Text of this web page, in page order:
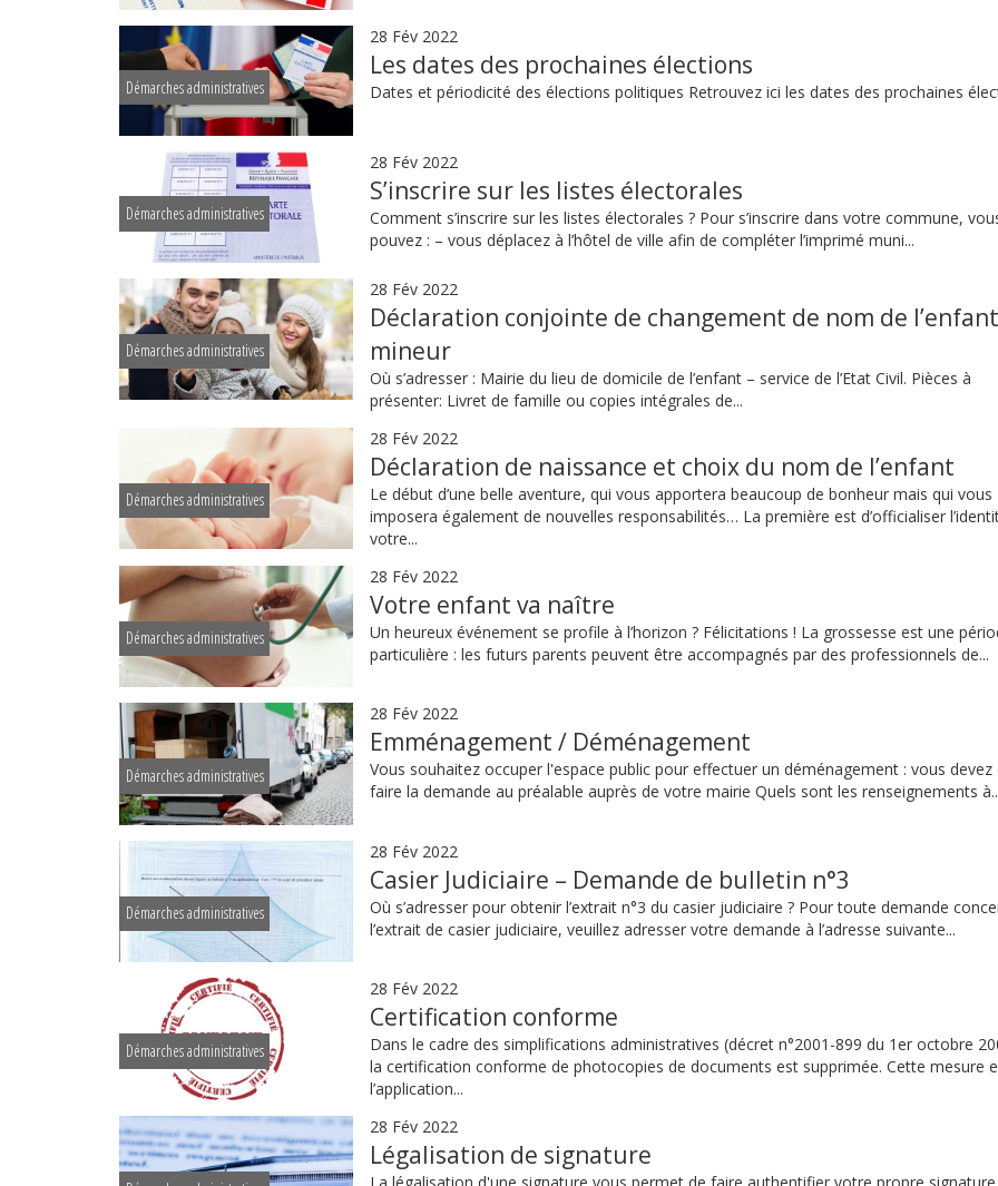
Démarches administratives
28 Fév 2022
Les dates des prochaines élections
Dates et périodicité des élections politiques Retrouvez ici les dates des prochaines
Démarches administratives
28 Fév 2022
S’inscrire sur les listes électorales
Comment s’inscrire sur les listes électorales ? Pour s’inscrire dans votre commune,
pouvez : – vous déplacez à l’hôtel de ville afin de compléter l’imprimé muni...
Démarches administratives
28 Fév 2022
Déclaration conjointe de changement de nom de l’enfant
mineur
Où s’adresser : Mairie du lieu de domicile de l’enfant – service de l’Etat Civil. Pièces à
présenter: Livret de famille ou copies intégrales de...
Démarches administratives
28 Fév 2022
Déclaration de naissance et choix du nom de l’enfant
Le début d’une belle aventure, qui vous apportera beaucoup de bonheur mais qui vous
imposera également de nouvelles responsabilités… La première est d’officialiser
votre...
Démarches administratives
28 Fév 2022
Votre enfant va naître
Un heureux événement se profile à l’horizon ? Félicitations ! La grossesse est une
particulière : les futurs parents peuvent être accompagnés par des professionnels de...
Démarches administratives
28 Fév 2022
Emménagement / Déménagement
Vous souhaitez occuper l'espace public pour effectuer un déménagement : vous devez
faire la demande au préalable auprès de votre mairie Quels sont les renseignements
Démarches administratives
28 Fév 2022
Casier Judiciaire – Demande de bulletin n°3
Où s’adresser pour obtenir l’extrait n°3 du casier judiciaire ? Pour toute demande
l’extrait de casier judiciaire, veuillez adresser votre demande à l’adresse suivante...
Démarches administratives
28 Fév 2022
Certification conforme
Dans le cadre des simplifications administratives (décret n°2001-899 du 1er octobre
la certification conforme de photocopies de documents est supprimée. Cette mesure
l’application...
28 Fév 2022
Légalisation de signature